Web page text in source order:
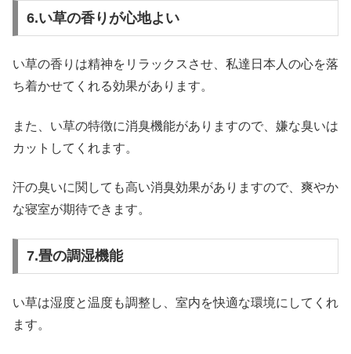
6.い草の香りが心地よい
い草の香りは精神をリラックスさせ、私達日本人の心を落
ち着かせてくれる効果があります。
また、い草の特徴に消臭機能がありますので、嫌な臭いは
カットしてくれます。
汗の臭いに関しても高い消臭効果がありますので、爽やか
な寝室が期待できます。
7.畳の調湿機能
い草は湿度と温度も調整し、室内を快適な環境にしてくれ
ます。